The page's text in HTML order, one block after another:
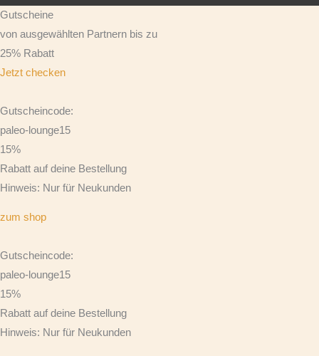
Gutscheine
von ausgewählten Partnern bis zu
25% Rabatt
Jetzt checken
Gutscheincode:
paleo-lounge15
15%
Rabatt auf deine Bestellung
Hinweis: Nur für Neukunden
zum shop
Gutscheincode:
paleo-lounge15
15%
Rabatt auf deine Bestellung
Hinweis: Nur für Neukunden